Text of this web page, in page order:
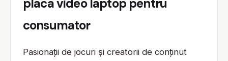
consumator
Pasionații de jocuri și creatorii de conținut